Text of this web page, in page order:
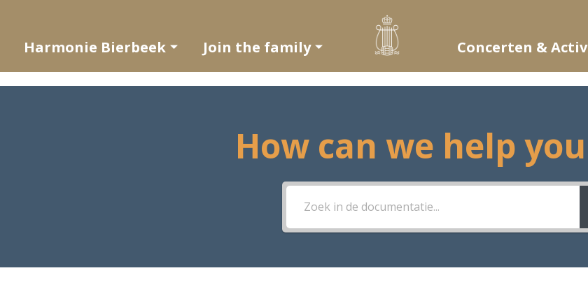
Harmonie Bierbeek Join the family Concerten &
How can we help